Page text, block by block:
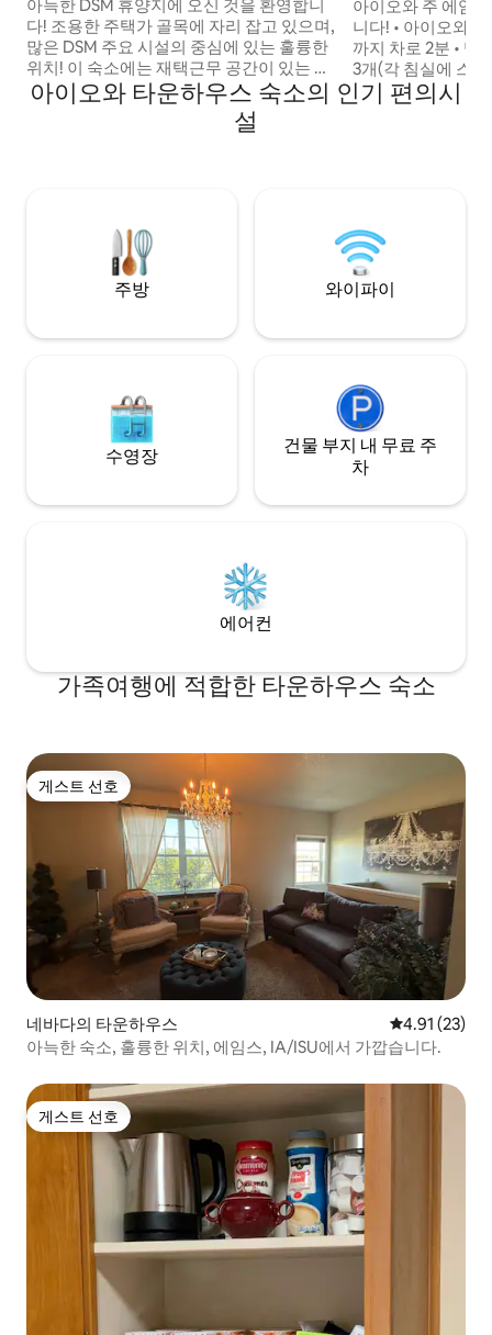
아늑한 DSM 휴양지에 오신 것을 환영합니
다! 조용한 주택가 골목에 자리 잡고 있으며,
많은 DSM 주요 시설의 중심에 있는 훌륭한
위치! 이 숙소에는 재택근무 공간이 있는 킹
사이즈 침대가 있는 침실, 독서 공간이 있는
퀸 사이즈 침대와 트윈 XL 침대가 있는 방,
욕조와 샤워기가 있는 욕실, 주방 옆에 있는
레이스 호수까지 약 7분 ☀ 페어그라운드까
지 ~14분 ☀ 조던 크리크까지 ~22분 ☀ 어
드벤처랜드까지 ~20분
아이오와 주 에임
니다! • 아이오와 주립대학교 + 에임스 시내
까지 차로 2분 • 넷
3개(각 침실에 스마트 TV
및 식당까지 도보
록 거리 • 도보 거리
머무르세요!
아이오와 타운하우스 숙소의 인기 편의시
설
주방 와이파이
수영장
건물 부지 내 무료 주
차
에어컨
가족여행에 적합한 타운하우스 숙소
게스트 선호
게스트 선호
네바다의 타운하우스 평점 4.91점
4.91 (23)
아늑한 숙소, 훌륭한 위치, 에임스, IA/ISU에서 가깝습니다.
게스트 선호
게스트 선호